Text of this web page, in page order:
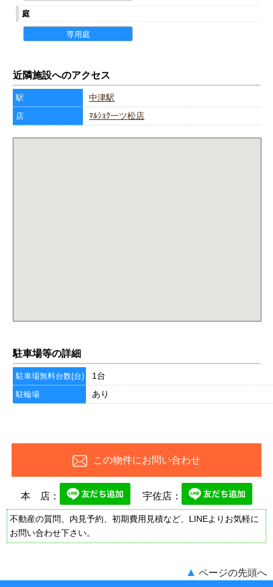
庭
専用庭
近隣施設へのアクセス
駅 中津駅
店 ﾏﾙｼｮｸ一ツ松店
駐車場等の詳細
駐車場無料台数(台) 1台
駐輪場 あり
この物件にお問い合わせ
本 店： 宇佐店：
不動産の質問、内見予約、初期費用見積など、LINEよりお気軽に
お問い合わせ下さい。
▲ ページの先頭へ